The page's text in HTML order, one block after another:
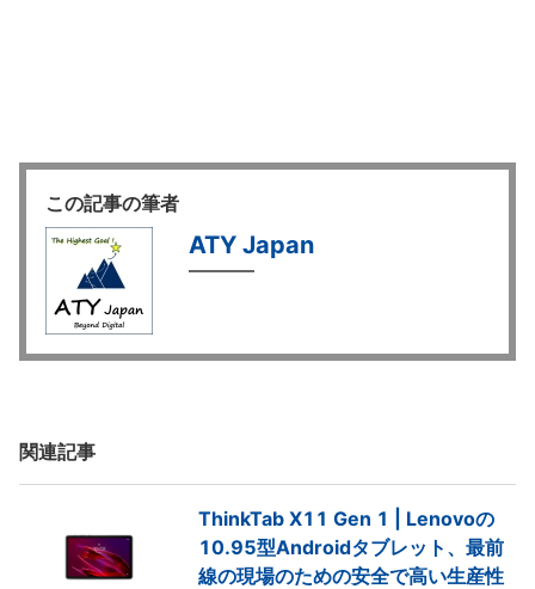
この記事の筆者
ATY Japan
関連記事
ThinkTab X11 Gen 1 | Lenovoの
10.95型Androidタブレット、最前
線の現場のための安全で高い生産性